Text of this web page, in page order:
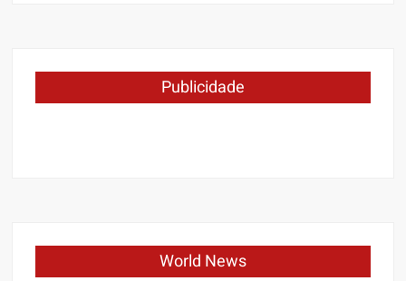
Publicidade
World News